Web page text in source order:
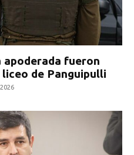
apoderada fueron
de Panguipulli